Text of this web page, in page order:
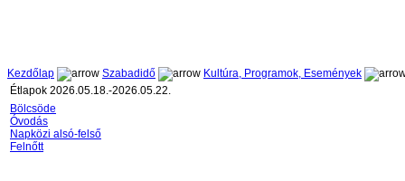
Kezdőlap Szabadidő
Kultúra, Programok, Események
Étlapok 2026.05.18.-2026.05.22.
Bölcsöde
Óvodás
Napközi alsó-felső
Felnőtt